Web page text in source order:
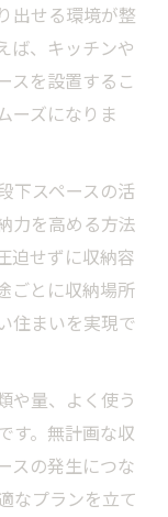
出せる環境が整
ば、キッチンや
スを設置するこ
ーズになりま
下スペースの活
力を高める方法
迫せずに収納容
ごとに収納場所
住まいを実現で
や量、よく使う
す。無計画な収
スの発生につな
なプランを立て